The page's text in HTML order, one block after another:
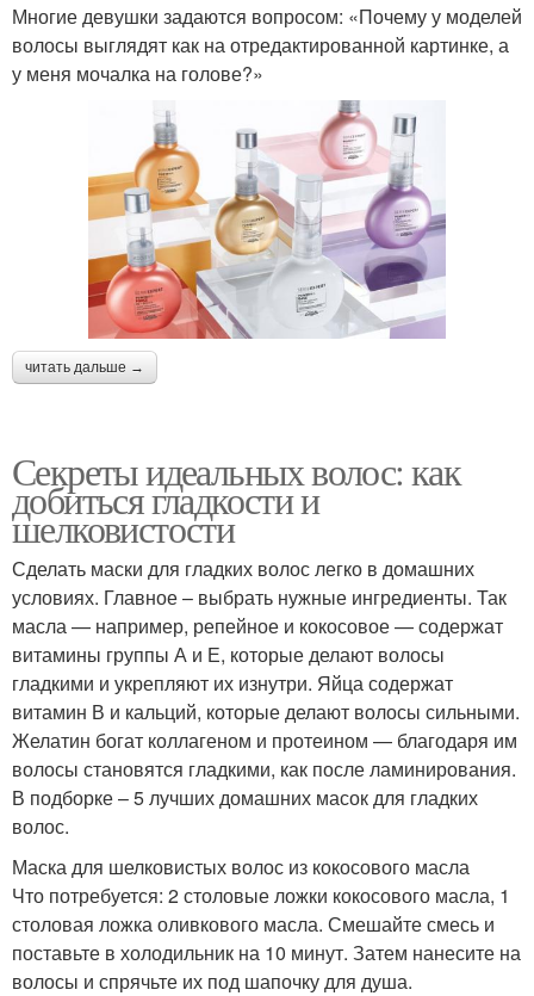
Многие девушки задаются вопросом: «Почему у моделей
волосы выглядят как на отредактированной картинке, а
у меня мочалка на голове?»
читать дальше →
Секреты идеальных волос: как
добиться гладкости и
шелковистости
Сделать маски для гладких волос легко в домашних
условиях. Главное – выбрать нужные ингредиенты. Так
масла — например, репейное и кокосовое — содержат
витамины группы А и Е, которые делают волосы
гладкими и укрепляют их изнутри. Яйца содержат
витамин В и кальций, которые делают волосы сильными.
Желатин богат коллагеном и протеином — благодаря им
волосы становятся гладкими, как после ламинирования.
В подборке – 5 лучших домашних масок для гладких
волос.
Маска для шелковистых волос из кокосового масла
Что потребуется: 2 столовые ложки кокосового масла, 1
столовая ложка оливкового масла. Смешайте смесь и
поставьте в холодильник на 10 минут. Затем нанесите на
волосы и спрячьте их под шапочку для душа.